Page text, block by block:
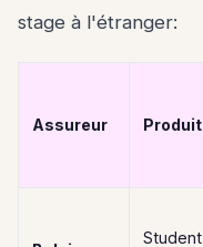
stage à l'étranger:
Assureur Produit
Student